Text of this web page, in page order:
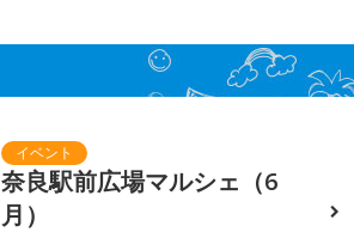
奈良駅前広場マルシェ（6
月）